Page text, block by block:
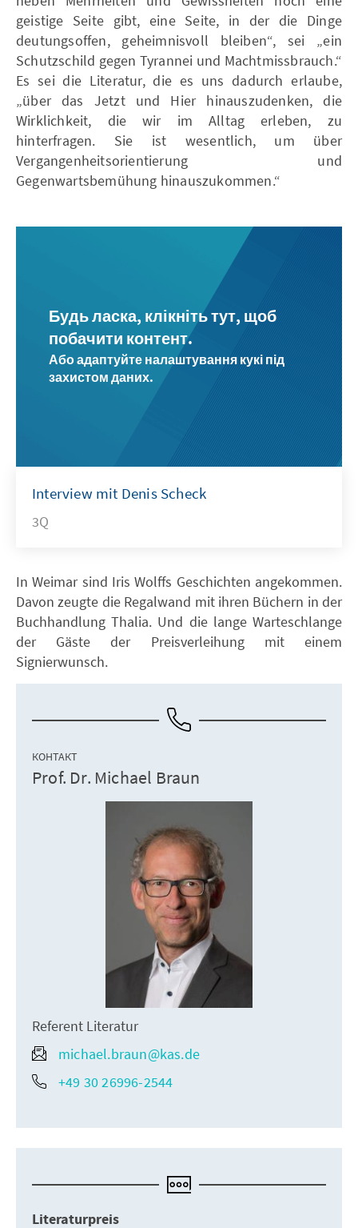
geistige Seite gibt, eine Seite, in der die Dinge
deutungsoffen, ge­heimnisvoll bleiben“, sei „ein
Schutzschild gegen Tyrannei und Machtmissbrauch.“
Es sei die Literatur, die es uns dadurch erlaube,
„über das Jetzt und Hier hinauszudenken, die
Wirklichkeit, die wir im Alltag erleben, zu
hinterfragen. Sie ist wesentlich, um über
Vergangenheitsorientierung und
Gegenwartsbemühung hinauszu­kommen.“
Будь ласка, клікніть тут, щоб
побачити контент.
Або адаптуйте налаштування кукі під
захистом даних.
Interview mit Denis Scheck
3Q
In Weimar sind Iris Wolffs Geschichten angekommen.
Davon zeugte die Regalwand mit ihren Büchern in der
Buchhandlung Thalia. Und die lange Warteschlange
der Gäste der Preisverleihung mit einem
Signierwunsch.
КОНТАКТ
Prof. Dr. Michael Braun
Referent Literatur
michael.braun@kas.de
+49 30 26996-2544
Literaturpreis